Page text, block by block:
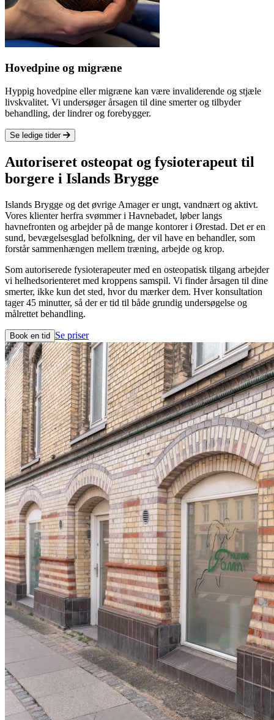
Hovedpine og migræne
Hyppig hovedpine eller migræne kan være invaliderende og stjæle
livskvalitet. Vi undersøger årsagen til dine smerter og tilbyder
behandling, der lindrer og forebygger.
Se ledige tider
Autoriseret osteopat og fysioterapeut til
borgere i Islands Brygge
Islands Brygge og det øvrige Amager er ungt, vandnært og aktivt.
Vores klienter herfra svømmer i Havnebadet, løber langs
havnefronten og arbejder på de mange kontorer i Ørestad. Det er en
sund, bevægelsesglad befolkning, der vil have en behandler, som
forstår sammenhængen mellem træning, arbejde og krop.
Som autoriserede fysioterapeuter med en osteopatisk tilgang arbejder
vi helhedsorienteret med kroppens samspil. Vi finder årsagen til dine
smerter, ikke kun det sted, hvor du mærker dem. Hver konsultation
tager 45 minutter, så der er tid til både grundig undersøgelse og
målrettet behandling.
Book en tid Se priser